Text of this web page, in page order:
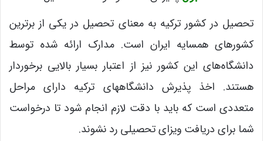
تحصیل در کشور ترکیه به معنای تحصیل در یکی از برترین
کشورهای همسایه ایران است. مدارک ارائه شده توسط
دانشگاه‌های این کشور نیز از اعتبار بسیار بالایی برخوردار
هستند. اخذ پذیرش دانشگاههای ترکیه دارای مراحل
متعددی است که باید با دقت لازم انجام شود تا درخواست
شما برای دریافت ویزای تحصیلی رد نشوند.